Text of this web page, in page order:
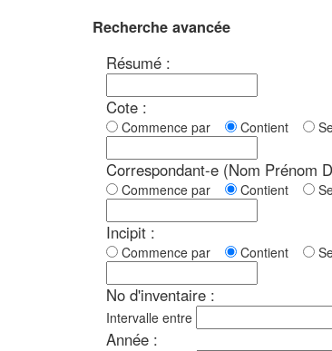
Recherche avancée
Résumé :
Cote :
Commence par Contient
Correspondant-e (Nom Prénom
Commence par Contient
Incipit :
Commence par Contient
No d'inventaire :
Intervalle entre
Année :